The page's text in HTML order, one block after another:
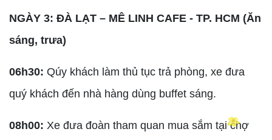
NGÀY 3: ĐÀ LẠT – MÊ LINH CAFE - TP. HCM (Ăn
sáng, trưa)
06h30: Qúy khách làm thủ tục trả phòng, xe đưa
quý khách đến nhà hàng dùng buffet sáng.
08h00: Xe đưa đoàn tham quan mua sắm tại chợ